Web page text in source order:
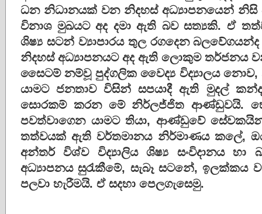
ධන නිධානයක් වන නිදහස් අධ්‍යාපනයෙන් නිසි
විනාශ මුඛයට අද දමා ඇති බව සත්‍යකි. ඒ
ශිෂ්‍ය සටන් ව්‍යාපාරය තුල රගදෙන
නිදහස් අධ්‍යාපනයට අද ඇති ලොකුම තර්ජනය
සෛටම් නම්වූ පුද්ගලික වෛද්‍ය විද්‍යාලය නොව,
යාමට ජනතාව විසින් සපයාදී ඇති මුදල්
සොරකම් කරන මේ නිර්ලජ්ජිත ආණ්ඩුවයි.
පවත්වාගෙන යාමට තියා, ආණ්ඩුවේ
තත්වයක් ඇති වර්තමානය නිර්මාණය කලේ,
අන්තර් විශ්ව විද්‍යාලිය ශිෂ්‍ය සංවිදානය හා
අධ්‍යාපනය සුරැකීමේ, සැබෑ සටනේ,
පලවා හැරීමයි. ඒ සදහා පෙලගැසෙමු.